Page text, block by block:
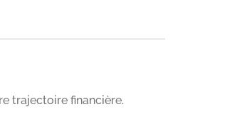
trajectoire financière.